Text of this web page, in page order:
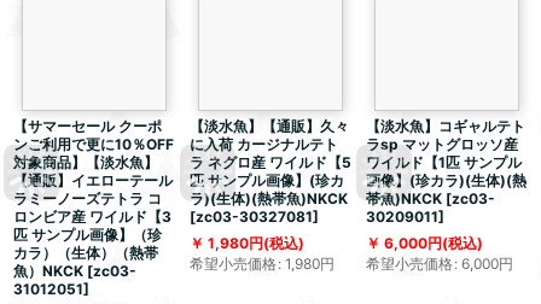
【サマーセール クーポ
ンご利用で更に10％OFF
対象商品】【淡水魚】
【通販】イエローテール
ラミーノーズテトラ コ
ロンビア産 ワイルド【3
匹 サンプル画像】（珍
カラ）（生体）（熱帯
魚）NKCK [zc03-
31012051]
【淡水魚】【通販】久々
に入荷 カージナルテト
ラ ネグロ産 ワイルド【5
匹 サンプル画像】(珍カ
ラ)(生体)(熱帯魚)NKCK
[zc03-30327081]
1,980円(税込)
希望小売価格: 1,980円
【淡水魚】コギャルテト
ラsp マットグロッソ産
ワイルド【1匹 サンプル
画像】(珍カラ)(生体)(熱
帯魚)NKCK [zc03-
30209011]
6,000円(税込)
希望小売価格: 6,000円